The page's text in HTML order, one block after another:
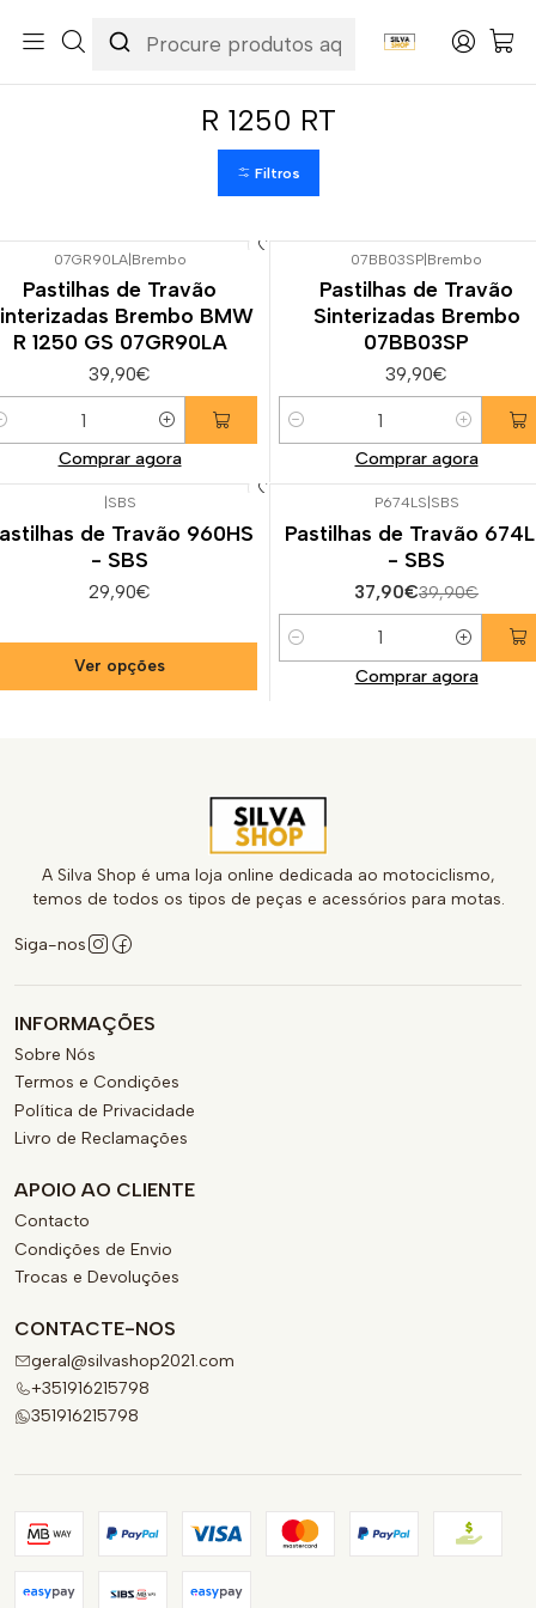
Suspensão & Travões
Pastilhas de Travão BMW R 1250 RT
R 1250 RT
Filtros
07GR90LA|Brembo
Pastilhas de Travão
Brembo BMW
R 1250 GS 07GR90LA
39,90€
Comprar agora
07BB03SP|Brembo
Pastilhas de Travão
Sinterizadas Brembo
07BB03SP
39,90€
Quantidade
Comprar agora
SBS
de Travão 960HS
- SBS
29,90€
Ver opções
P674LS SBS
Pastilhas de Travão
- SBS
37,90€39,90€
Quantidade
Comprar agora
A Silva Shop é uma loja online dedicada ao motociclismo,
temos de todos os tipos de peças e acessórios para motas.
Siga-nos
INFORMAÇÕES
Sobre Nós
Termos e Condições
Política de Privacidade
Livro de Reclamações
APOIO AO CLIENTE
Contacto
Condições de Envio
Trocas e Devoluções
CONTACTE-NOS
geral@silvashop2021.com
+351916215798
351916215798